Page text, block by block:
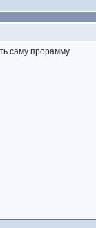
саму прорамму